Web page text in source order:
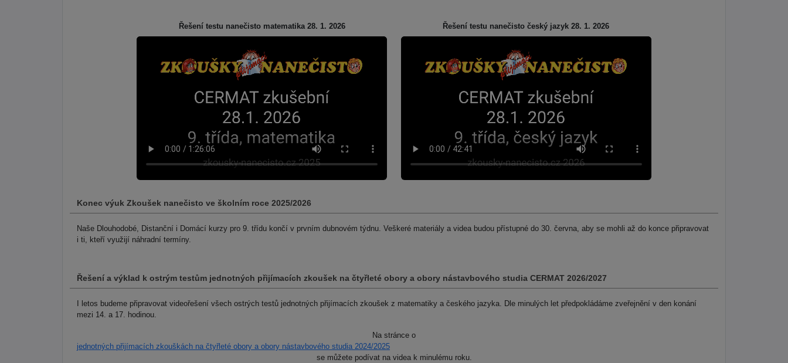
Řešení testu nanečisto matematika 28. 1. 2026 Řešení testu nanečisto český jazyk 28. 1. 2026
Konec výuk Zkoušek nanečisto ve školním roce 2025/2026
Naše Dlouhodobé, Distanční i Domácí kurzy pro 9. třídu končí v prvním dubnovém týdnu. Veškeré materiály a videa budou přístupné do 30. června, aby se mohli až do konce připravovat
i ti, kteří využijí náhradní termíny.
Řešení a výklad k ostrým testům jednotných přijímacích zkoušek na čtyřleté obory a obory nástavbového studia CERMAT 2026/2027
I letos budeme připravovat videořešení všech ostrých testů jednotných přijímacích zkoušek z matematiky a českého jazyka. Dle minulých let předpokládáme zveřejnění v den konání
mezi 14. a 17. hodinou.
Na stránce o
jednotných přijímacích zkouškách na čtyřleté obory a obory nástavbového studia 2024/2025
se můžete podívat na videa k minulému roku.